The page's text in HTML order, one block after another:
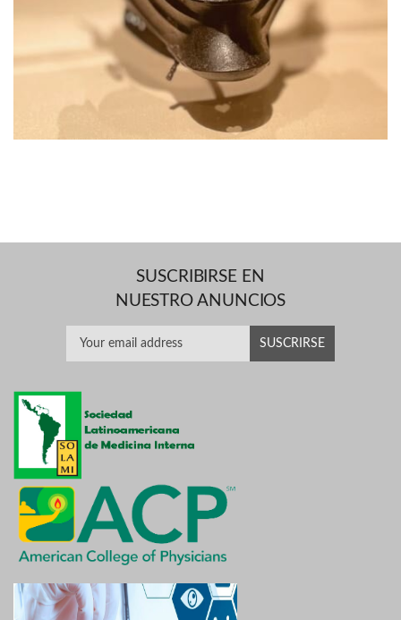
SUSCRIBIRSE EN
NUESTRO ANUNCIOS